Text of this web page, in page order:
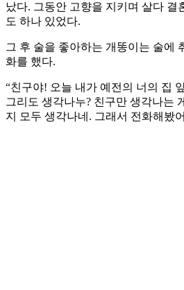
났다. 그동안 고향을 지키며 살다 결
도 하나 있었다.
그 후 술을 좋아하는 개똥이는 술에
화를 했다.
“친구야! 오늘 내가 예전의 너의 집
그리도 생각나누? 친구만 생각나는
지 모두 생각나네. 그래서 전화해봤